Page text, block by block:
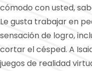
cómodo con usted,
Le gusta trabajar en
sensación de logro,
cortar el césped. A
juegos de realidad